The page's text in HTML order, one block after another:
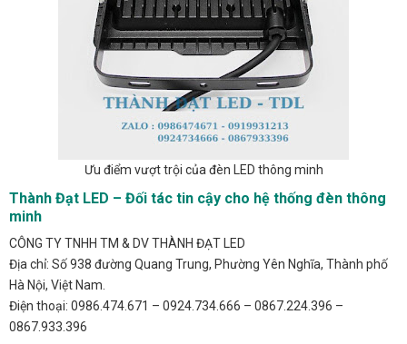
Ưu điểm vượt trội của đèn LED thông minh
Thành Đạt LED – Đối tác tin cậy cho hệ thống đèn thông
minh
CÔNG TY TNHH TM & DV THÀNH ĐẠT LED
Địa chỉ: Số 938 đường Quang Trung, Phường Yên Nghĩa, Thành phố
Hà Nội, Việt Nam.
Điện thoại: 0986.474.671 – 0924.734.666 – 0867.224.396 –
0867.933.396